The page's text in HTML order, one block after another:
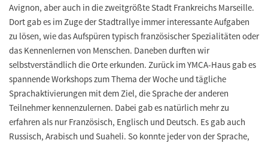
Avignon, aber auch in die zweitgrößte Stadt Frankreichs Marseille.
Dort gab es im Zuge der Stadtrallye immer interessante Aufgaben
zu lösen, wie das Aufspüren typisch französischer Spezialitäten oder
das Kennenlernen von Menschen. Daneben durften wir
selbstverständlich die Orte erkunden. Zurück im YMCA-Haus gab es
spannende Workshops zum Thema der Woche und tägliche
Sprachaktivierungen mit dem Ziel, die Sprache der anderen
Teilnehmer kennenzulernen. Dabei gab es natürlich mehr zu
erfahren als nur Französisch, Englisch und Deutsch. Es gab auch
Russisch, Arabisch und Suaheli. So konnte jeder von der Sprache,